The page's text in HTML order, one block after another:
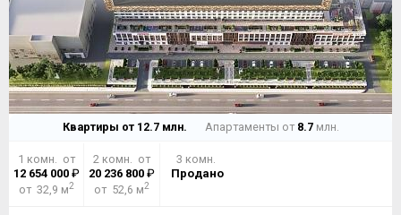
Квартиры от 12.7млн.
1 комн. от
12 654 000₽
от 32,9 м2
2 комн. от
20 236 800 ₽
от 52,6 м2
3 комн.
Продано
Апартаменты от 8.7млн.